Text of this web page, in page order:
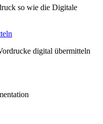
so wie die Digitale
digital übermitteln